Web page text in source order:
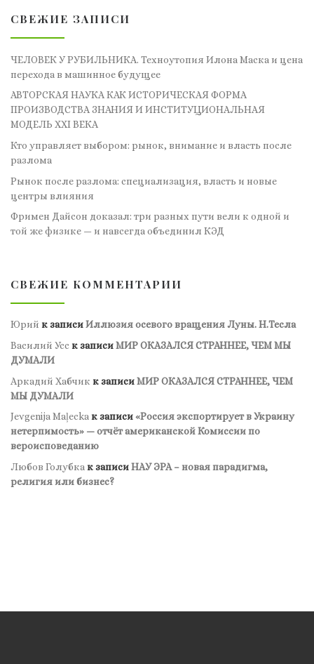
СВЕЖИЕ ЗАПИСИ
ЧЕЛОВЕК У РУБИЛЬНИКА. Техноутопия Илона Маска и цена
перехода в машинное будущее
АВТОРСКАЯ НАУКА КАК ИСТОРИЧЕСКАЯ ФОРМА
ПРОИЗВОДСТВА ЗНАНИЯ И ИНСТИТУЦИОНАЛЬНАЯ
МОДЕЛЬ XXI ВЕКА
Кто управляет выбором: рынок, внимание и власть после
разлома
Рынок после разлома: специализация, власть и новые
центры влияния
Фримен Дайсон доказал: три разных пути вели к одной и
той же физике — и навсегда объединил КЭД
СВЕЖИЕ КОММЕНТАРИИ
Юрий к записиИллюзия осевого вращения Луны. Н.Тесла
Василий Усс к записиМИР ОКАЗАЛСЯ СТРАННЕЕ, ЧЕМ МЫ
ДУМАЛИ
Аркадий Хабчик к записиМИР ОКАЗАЛСЯ СТРАННЕЕ, ЧЕМ
МЫ ДУМАЛИ
Jevgenija Maļeckaк записи«Россия экспортирует в Украину
нетерпимость» — отчёт американской Комиссии по
вероисповеданию
Любов Голубка к записиНАУ ЭРА – новая парадигма,
религия или бизнес?